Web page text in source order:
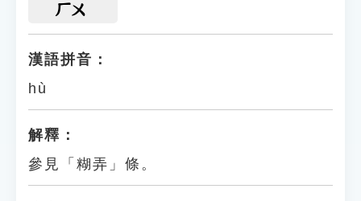
ㄏㄨ
漢語拼音：
hù
解釋：
參見「糊弄」條。